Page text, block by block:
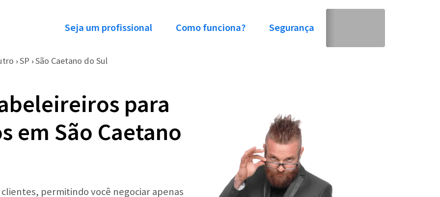
Seja um profissional Como funciona? Segurança
› SP › São Caetano do Sul
para
em São Caetano
permitindo você negociar apenas